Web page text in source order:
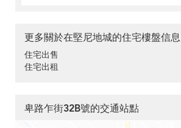
更多關於在堅尼地城的住宅樓盤信息
住宅出售
住宅出租
卑路乍街32B號的交通站點